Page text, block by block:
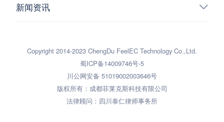
新闻资讯
Copyright 2014-2023 ChengDu FeelEC Technology Co.,Ltd.
蜀ICP备14009746号-5
川公网安备 51019002003646号
版权所有：成都菲莱克斯科技有限公司
法律顾问：四川泰仁律师事务所